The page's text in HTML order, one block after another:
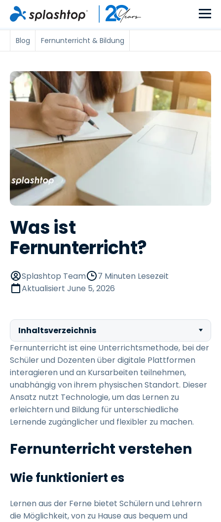
Blog Fernunterricht & Bildung
Was ist
Fernunterricht?
Splashtop Team
7 Minuten Lesezeit
Aktualisiert June 5, 2026
Inhaltsverzeichnis
Fernunterricht ist eine Unterrichtsmethode, bei der
Schüler und Dozenten über digitale Plattformen
interagieren und an Kursarbeiten teilnehmen,
unabhängig von ihrem physischen Standort. Dieser
Ansatz nutzt Technologie, um das Lernen zu
erleichtern und Bildung für unterschiedliche
Lernende zugänglicher und flexibler zu machen.
Fernunterricht verstehen
Wie funktioniert es
Lernen aus der Ferne bietet Schülern und Lehrern
die Möglichkeit, von zu Hause aus bequem und